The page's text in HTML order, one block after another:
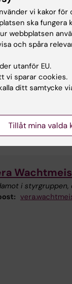
Söderström
i styrgruppen,
i
vi kakor för
ska fungera
webbplatsen
och spåra
utanför EU.
vi sparar cookies.
ditt samtycke
Tillåt mina valda